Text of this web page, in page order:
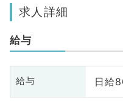
求人詳細
給与
給与 日給